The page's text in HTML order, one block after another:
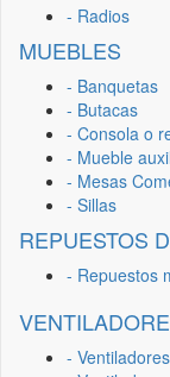
- Radios
MUEBLES
- Banquetas
- Butacas
- Consola o
- Mueble
- Mesas
- Sillas
REPUESTOS
- Repuestos
-